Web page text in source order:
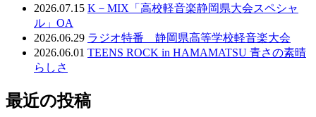
2026.07.15 K－MIX「高校軽音楽静岡県大会スペシャ
ル」OA
2026.06.29 ラジオ特番 静岡県高等学校軽音楽大会
2026.06.01 TEENS ROCK in HAMAMATSU 青さの素晴
らしさ
最近の投稿